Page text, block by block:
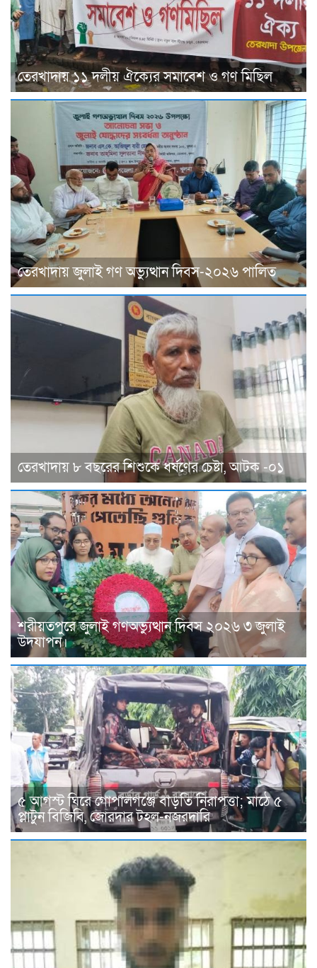
তেরখাদায় ১১ দলীয় ঐক্যের সমাবেশ ও গণ মিছিল
তেরখাদায় জুলাই গণ অভ্যুত্থান দিবস-২০২৬ পালিত
তেরখাদায় ৮ বছরের শিশুকে ধর্ষণের চেষ্টা, আটক -০১
শরীয়তপুরে জুলাই গণঅভ্যুত্থান দিবস ২০২৬ ৩ জুলাই
উদযাপন।
৫ আগস্ট ঘিরে গোপালগঞ্জে বাড়তি নিরাপত্তা; মাঠে ৫
প্লাটুন বিজিবি, জোরদার টহল-নজরদারি